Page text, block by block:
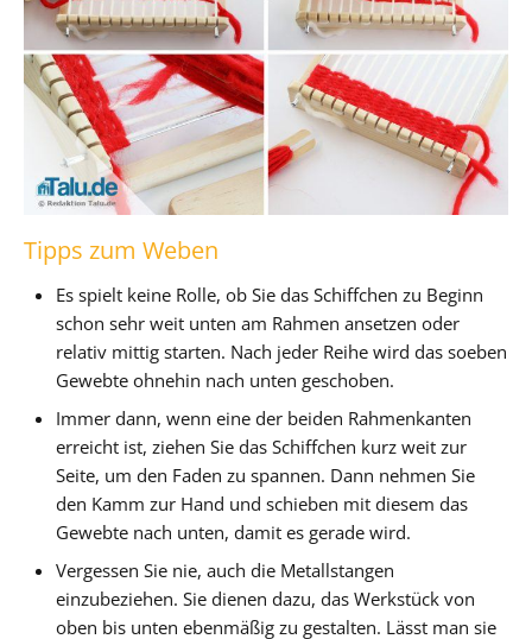
Tipps zum Weben
Es spielt keine Rolle, ob Sie das Schiffchen zu Beginn
schon sehr weit unten am Rahmen ansetzen oder
relativ mittig starten. Nach jeder Reihe wird das soeben
Gewebte ohnehin nach unten geschoben.
Immer dann, wenn eine der beiden Rahmenkanten
erreicht ist, ziehen Sie das Schiffchen kurz weit zur
Seite, um den Faden zu spannen. Dann nehmen Sie
den Kamm zur Hand und schieben mit diesem das
Gewebte nach unten, damit es gerade wird.
Vergessen Sie nie, auch die Metallstangen
einzubeziehen. Sie dienen dazu, das Werkstück von
oben bis unten ebenmäßig zu gestalten. Lässt man sie